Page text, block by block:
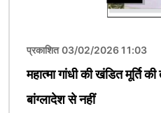
प्रकाशित 03/02/2026 11:03
महात्मा गांधी की खंडित मूर्ति
बांग्लादेश से नहीं